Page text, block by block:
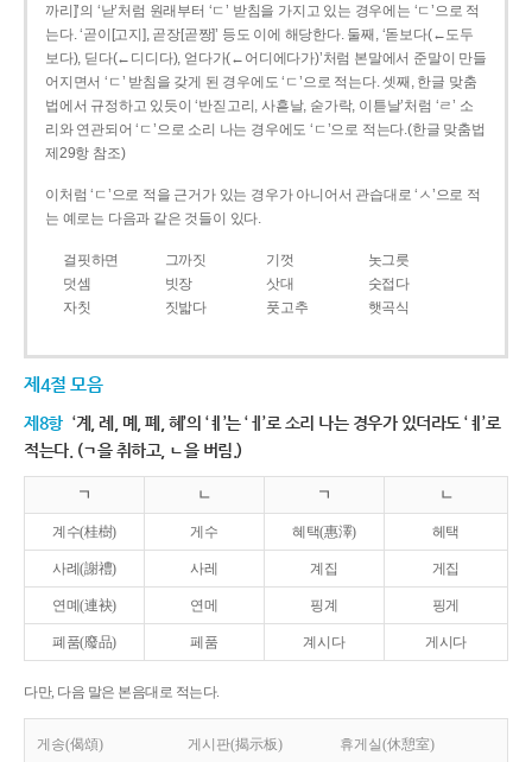
까리]’의 ‘낟’처럼 원래부터 ‘ㄷ’ 받침을 가지고 있는 경우에는 ‘ㄷ’으로 적
는다. ‘곧이[고지], 곧장[곧짱]’ 등도 이에 해당한다. 둘째, ‘돋보다(←도두
보다), 딛다(←디디다), 얻다가(←어디에다가)’처럼 본말에서 준말이 만들
어지면서 ‘ㄷ’ 받침을 갖게 된 경우에도 ‘ㄷ’으로 적는다. 셋째, 한글 맞춤
법에서 규정하고 있듯이 ‘반짇고리, 사흗날, 숟가락, 이튿날’처럼 ‘ㄹ’ 소
리와 연관되어 ‘ㄷ’으로 소리 나는 경우에도 ‘ㄷ’으로 적는다.(한글 맞춤법
제29항 참조)
이처럼 ‘ㄷ’으로 적을 근거가 있는 경우가 아니어서 관습대로 ‘ㅅ’으로 적
는 예로는 다음과 같은 것들이 있다.
걸핏하면 그까짓 기껏
놋그릇
덧셈
빗장 삿대
숫접다
자칫
짓밟다 풋고추 햇곡식
제4절 모음
제8항 ‘계, 례, 몌, 폐, 혜’의 ‘ㅖ’는 ‘ㅔ’로 소리 나는 경우가 있더라도 ‘ㅖ’로
적는다. (ㄱ을 취하고, ㄴ을 버림.)
ㄱ ㄴ ㄱ ㄴ
계수(桂樹) 게수 혜택(惠澤) 헤택
사례(謝禮) 사레 계집 게집
연몌(連袂) 연메 핑계 핑게
폐품(廢品) 페품 계시다 게시다
다만, 다음 말은 본음대로 적는다.
게송(偈頌) 게시판(揭示板) 휴게실(休憩室)